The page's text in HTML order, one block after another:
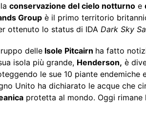
conservazione del cielo notturno e
Group è il primo territorio
ottenuto lo status di IDA Dark Sky
delle Isole Pitcairn ha fatto
isola più grande, Henderson, è
le sue 10 piante endemiche
Unito ha dichiarato le acque che
protetta al mondo. Oggi